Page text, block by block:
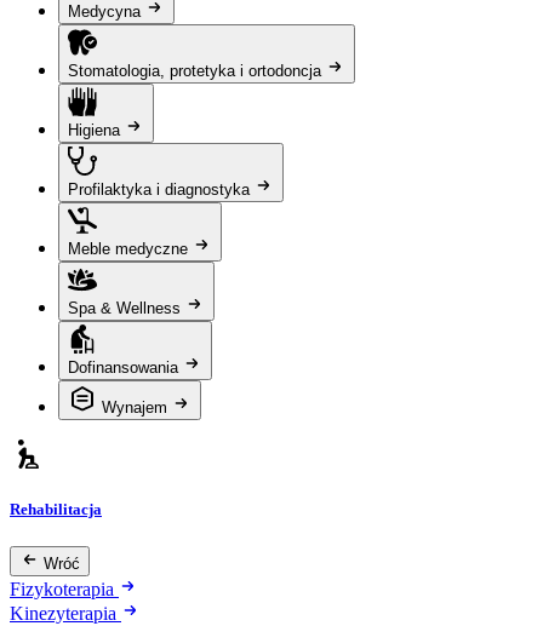
Medycyna
Stomatologia, protetyka i ortodoncja
Higiena
Profilaktyka i diagnostyka
Meble medyczne
Spa & Wellness
Dofinansowania
Wynajem
Rehabilitacja
Wróć
Fizykoterapia
Kinezyterapia